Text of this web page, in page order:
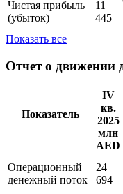
Чистая прибыль
(убыток)
11
445
Показать все
Отчет о движении
Показатель
IV
кв.
2025
млн
AED
Операционный
денежный поток
24
694